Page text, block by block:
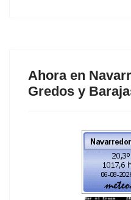
Ahora en
Gredos y